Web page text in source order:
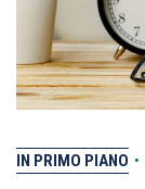
IN PRIMO PIANO •